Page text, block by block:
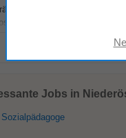
• Regelmäßige
Parkplätze für Mitarbeiter
Jobs in
Sozialpädagoge